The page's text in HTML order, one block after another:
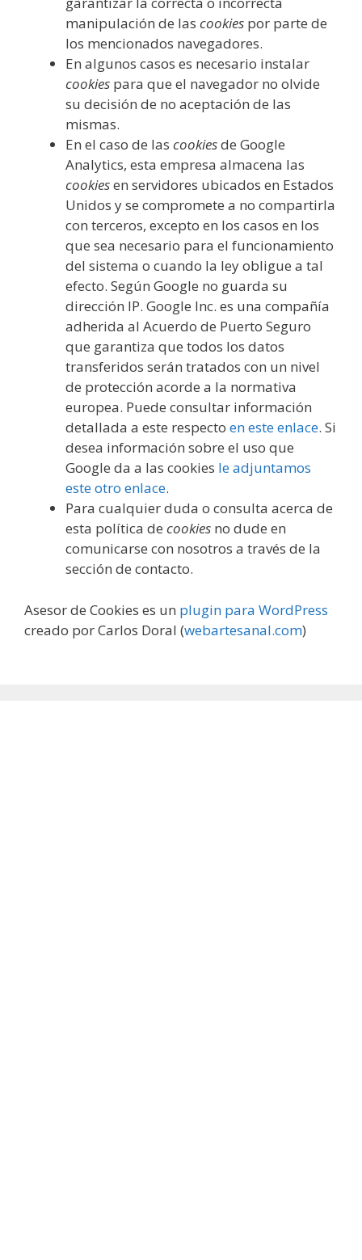
manipulación de las cookies por parte de
los mencionados navegadores.
En algunos casos es necesario instalar
cookies para que el navegador no olvide
su decisión de no aceptación de las
mismas.
En el caso de las cookiesde Google
Analytics, esta empresa almacena las
cookiesen servidores ubicados en Estados
Unidos y se compromete a no compartirla
con terceros, excepto en los casos en los
que sea necesario para el funcionamiento
del sistema o cuando la ley obligue a tal
efecto. Según Google no guarda su
dirección IP. Google Inc. es una compañía
adherida al Acuerdo de Puerto Seguro
que garantiza que todos los datos
transferidos serán tratados con un nivel
de protección acorde a la normativa
europea. Puede consultar información
detallada a este respecto en este enlace. Si
desea información sobre el uso que
Google da a las cookies le adjuntamos
este otro enlace.
Para cualquier duda o consulta acerca de
esta política de cookies no dude en
comunicarse con nosotros a través de la
sección de contacto.
Asesor de Cookies es un plugin para WordPress
creado por Carlos Doral (webartesanal.com)